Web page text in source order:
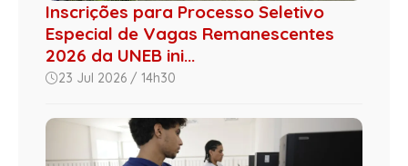
Inscrições para Processo Seletivo
Especial de Vagas Remanescentes
2026 da UNEB ini...
23 Jul 2026 / 14h30